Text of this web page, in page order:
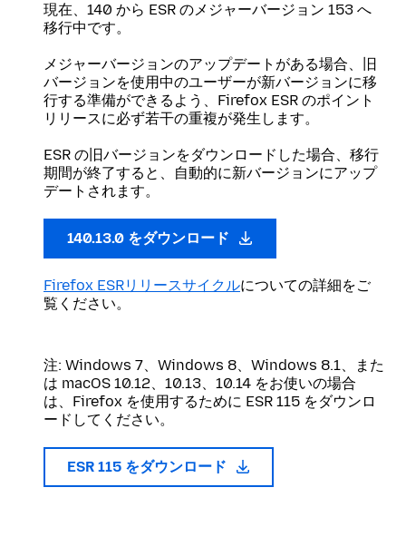
現在、140 から ESR のメジャーバージョン 153 へ
移行中です。
メジャーバージョンのアップデートがある場合、旧
バージョンを使用中のユーザーが新バージョンに移
行する準備ができるよう、Firefox ESR のポイント
リリースに必ず若干の重複が発生します。
ESR の旧バージョンをダウンロードした場合、移行
期間が終了すると、自動的に新バージョンにアップ
デートされます。
140.13.0 をダウンロード
Firefox ESRリリースサイクルについての詳細をご
覧ください。
注: Windows 7、Windows 8、Windows 8.1、また
は macOS 10.12、10.13、10.14 をお使いの場合
は、Firefox を使用するために ESR 115 をダウンロ
ードしてください。
ESR 115 をダウンロード